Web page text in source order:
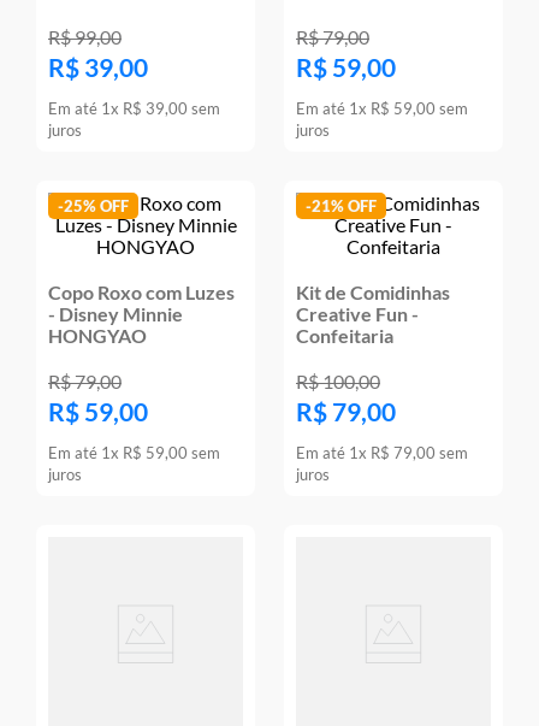
R$99,00
R$ 39,00
Em até 1x R$ 39,00 sem
juros
R$79,00
R$ 59,00
Em até 1x R$ 59,00 sem
juros
-25%
Copo Roxo com Luzes
- Disney Minnie
HONGYAO
R$79,00
R$ 59,00
Em até 1x R$ 59,00 sem
juros
-21%
Kit de Comidinhas
Creative Fun -
Confeitaria
R$100,00
R$ 79,00
Em até 1x R$ 79,00 sem
juros